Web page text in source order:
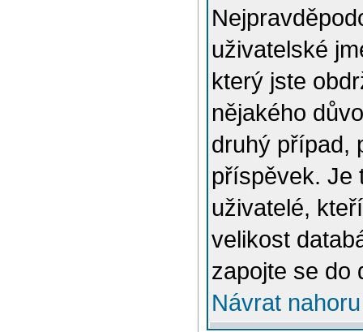
uživatelské
který jste
nějakého
druhý případ,
příspěvek. Je
uživatelé,
velikost
zapojte se do
Návrat nahoru